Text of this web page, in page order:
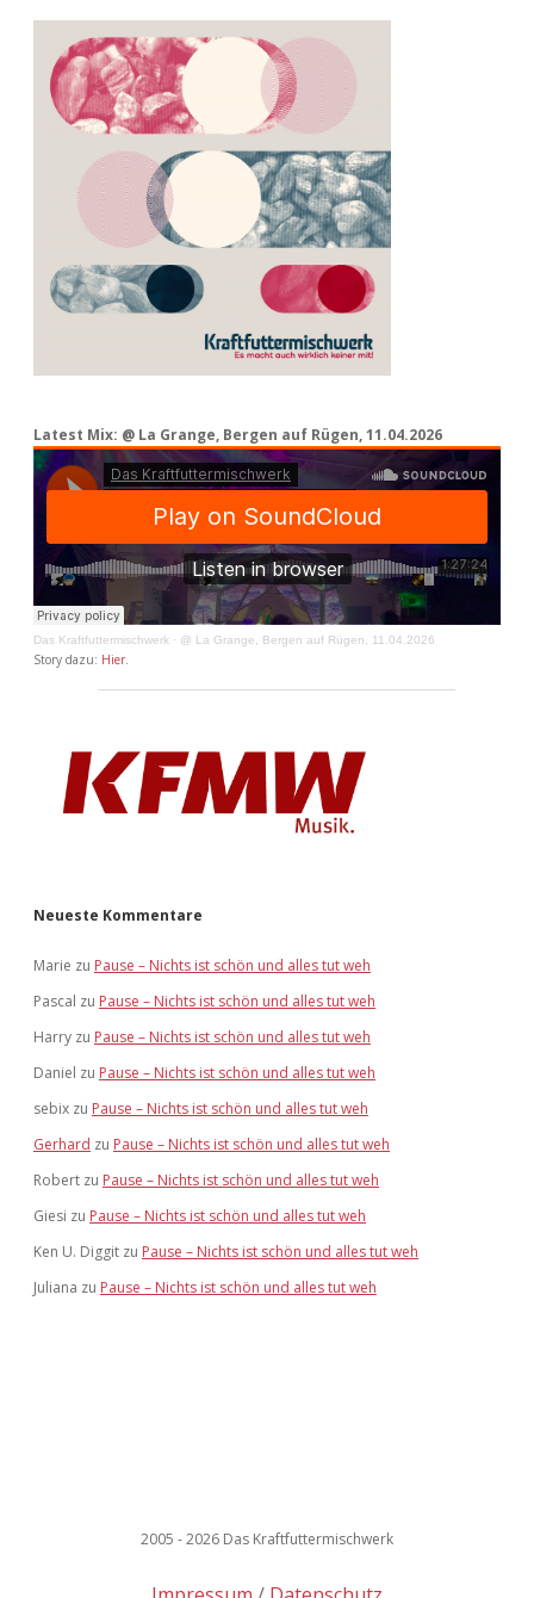
Latest Mix: @ La Grange, Bergen auf Rügen, 11.04.2026
Das Kraftfuttermischwerk · @ La Grange, Bergen auf Rügen, 11.04.2026
Story dazu: Hier
Neueste Kommentare
Marie zu Pause – Nichts ist schön und alles tut weh
Pascal zu Pause – Nichts ist schön und alles tut weh
Harry zu Pause – Nichts ist schön und alles tut weh
Daniel zu Pause – Nichts ist schön und alles tut weh
sebix zu Pause – Nichts ist schön und alles tut weh
Gerhard zu Pause – Nichts ist schön und alles tut weh
Robert zu Pause – Nichts ist schön und alles tut weh
Giesi zu Pause – Nichts ist schön und alles tut weh
Ken U. Diggit zu Pause – Nichts ist schön und alles tut weh
Juliana zu Pause – Nichts ist schön und alles tut weh
2005 - 2026 Das Kraftfuttermischwerk